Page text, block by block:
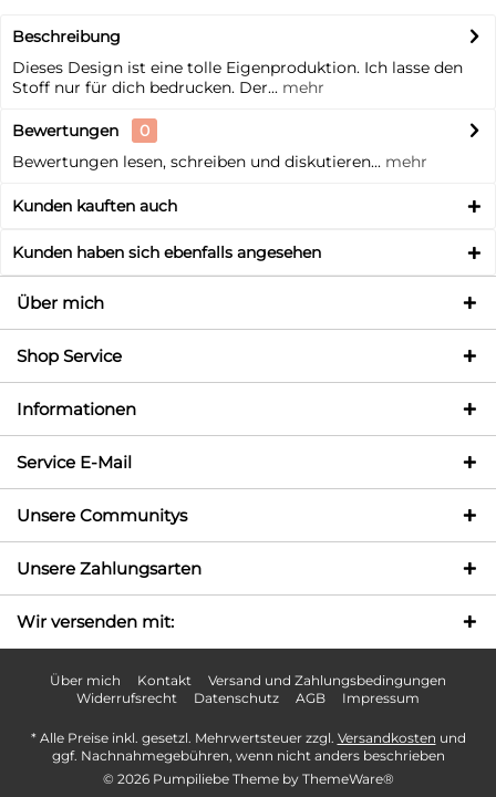
Beschreibung
Dieses Design ist eine tolle Eigenproduktion. Ich lasse den
Stoff nur für dich bedrucken. Der... mehr
Bewertungen
0
Bewertungen lesen, schreiben und diskutieren... mehr
Kunden kauften auch
Kunden haben sich ebenfalls angesehen
Über mich
Shop Service
Informationen
Service E-Mail
Unsere Communitys
Unsere Zahlungsarten
Wir versenden mit:
Über mich Kontakt
Versand und Zahlungsbedingungen
Widerrufsrecht
Datenschutz AGB Impressum
* Alle Preise inkl. gesetzl. Mehrwertsteuer zzgl. Versandkosten und
ggf. Nachnahmegebühren, wenn nicht anders beschrieben
© 2026 Pumpiliebe Theme by ThemeWare®